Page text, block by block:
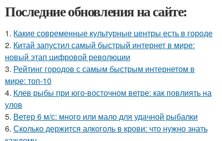
Последние обновления на сайте:
1. Какие современные культурные центры есть в городе
2. Китай запустил самый быстрый интернет в мире:
новый этап цифровой революции
3. Рейтинг городов с самым быстрым интернетом в
мире: топ-10
4. Клев рыбы при юго-восточном ветре: как повлиять на
улов
5. Ветер 6 м/с: много или мало для удачной рыбалки
6. Сколько держится алкоголь в крови: что нужно знать